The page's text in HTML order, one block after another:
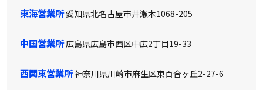
東海営業所 愛知県北名古屋市井瀬木1068-205
中国営業所広島県広島市西区中広2丁目19-33
西関東営業所神奈川県川崎市麻生区東百合ヶ丘2-27-6